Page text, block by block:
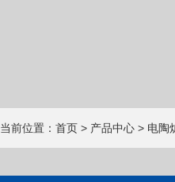
当前位置： 首页 > 产品中心 > 电陶